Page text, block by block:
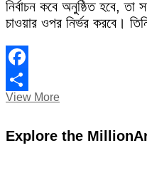
নির্বাচন কবে অনুষ্ঠিত হবে, তা
চাওয়ার ওপর নির্ভর করবে।
Facebook
Share
View More“নির্বাচনের
দলগুলোর
Explore the